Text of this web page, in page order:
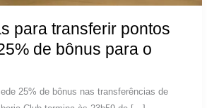
para transferir pontos
de bônus para o
25% de bônus nas transferências de